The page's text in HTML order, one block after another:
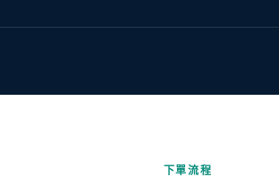
下單流程